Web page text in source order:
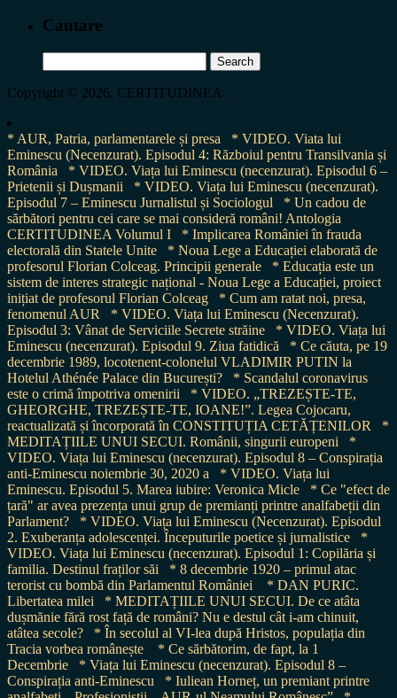
Cautare
for:
Copyright © 2026, CERTITUDINEA.
* AUR, Patria, parlamentarele și presa
* VIDEO. Viata lui
Eminescu (Necenzurat). Episodul 4: Războiul pentru Transilvania și
România
* VIDEO. Viața lui Eminescu (necenzurat). Episodul 6 –
Prietenii și Dușmanii
* VIDEO. Viața lui Eminescu (necenzurat).
Episodul 7 – Eminescu Jurnalistul și Sociologul
* Un cadou de
sărbători pentru cei care se mai consideră români! Antologia
CERTITUDINEA Volumul I
* Implicarea României în frauda
electorală din Statele Unite
* Noua Lege a Educației elaborată de
profesorul Florian Colceag. Principii generale
* Educația este un
sistem de interes strategic național - Noua Lege a Educației, proiect
inițiat de profesorul Florian Colceag
* Cum am ratat noi, presa,
fenomenul AUR
* VIDEO. Viața lui Eminescu (Necenzurat).
Episodul 3: Vânat de Serviciile Secrete străine
* VIDEO. Viața lui
Eminescu (necenzurat). Episodul 9. Ziua fatidică
* Ce căuta, pe 19
decembrie 1989, locotenent-colonelul VLADIMIR PUTIN la
Hotelul Athénée Palace din București?
* Scandalul coronavirus
este o crimă împotriva omenirii
* VIDEO. „TREZEȘTE-TE,
GHEORGHE, TREZEȘTE-TE, IOANE!”. Legea Cojocaru,
reactualizată și încorporată în CONSTITUȚIA CETĂȚENILOR
*
MEDITAȚIILE UNUI SECUI. Românii, singurii europeni
*
VIDEO. Viața lui Eminescu (necenzurat). Episodul 8 – Conspirația
anti-Eminescu noiembrie 30, 2020 a
* VIDEO. Viața lui
Eminescu. Episodul 5. Marea iubire: Veronica Micle
* Ce "efect de
țară" ar avea prezența unui grup de premianți printre analfabeții din
Parlament?
* VIDEO. Viața lui Eminescu (Necenzurat). Episodul
2. Exuberanța adolescenței. Începuturile poetice și jurnalistice
*
VIDEO. Viața lui Eminescu (necenzurat). Episodul 1: Copilăria și
familia. Destinul fraților săi
* 8 decembrie 1920 – primul atac
terorist cu bombă din Parlamentul României
* DAN PURIC.
Libertatea milei
* MEDITAȚIILE UNUI SECUI. De ce atâta
dușmănie fără rost față de români? Nu e destul cât i-am chinuit,
atâtea secole?
* În secolul al VI-lea după Hristos, populația din
Tracia vorbea românește
* Ce sărbătorim, de fapt, la 1
Decembrie
* Viața lui Eminescu (necenzurat). Episodul 8 –
Conspirația anti-Eminescu
* Iuliean Horneț, un premiant printre